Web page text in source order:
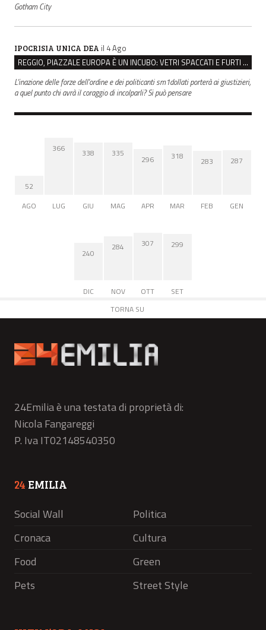
Gotham City
IPOCRISIA UNICA DEA il 4 Ago
REGGIO, PIAZZALE EUROPA È UN INCUBO: VETRI SPACCATI E FURTI SULLE AUTO IN SOSTA
L'inazione delle forze dell'ordine e dei politicanti sm1dollati porterà ai giustizieri,
a quel punto chi avrà il coraggio di incolparli? Si può pensare
52
AGO
366
LUG
338
GIU
335
MAG
296
APR
318
MAR
283
FEB
287
GEN
240
DIC
284
NOV
307
OTT
299
SET
TORNA SU
24Emilia è una testata di proprietà di:
Nicola Fangareggi
P. Iva IT02148540350
24 EMILIA
Social Wall
Politica
Cronaca
Cultura
Food
Green
Pets
Street Style